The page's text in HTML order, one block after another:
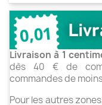
Livraison à 1
dès 40 € de
commandes de
Pour les autres